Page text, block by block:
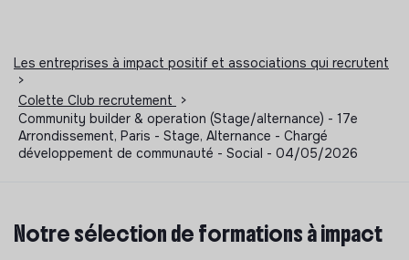
Les entreprises à impact positif et associations qui recrutent
>
Colette Club recrutement
>
Community builder & operation (Stage/alternance) - 17e
Arrondissement, Paris - Stage, Alternance - Chargé
développement de communauté - Social - 04/05/2026
Notre sélection de formations à impact